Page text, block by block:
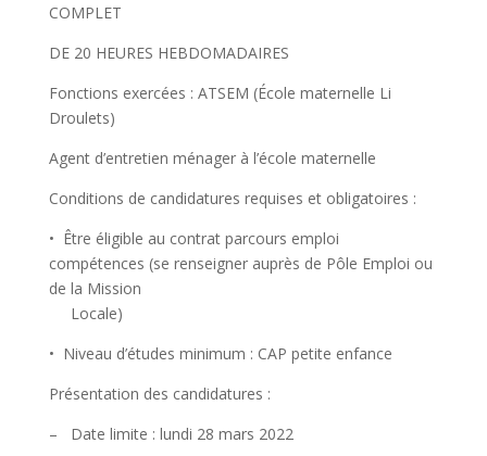
COMPLET
DE 20 HEURES HEBDOMADAIRES
Fonctions exercées : ATSEM (École maternelle Li
Droulets)
Agent d’entretien ménager à l’école maternelle
Conditions de candidatures requises et obligatoires :
• Être éligible au contrat parcours emploi
compétences (se renseigner auprès de Pôle Emploi ou
de la Mission
Locale)
• Niveau d’études minimum : CAP petite enfance
Présentation des candidatures :
– Date limite : lundi 28 mars 2022